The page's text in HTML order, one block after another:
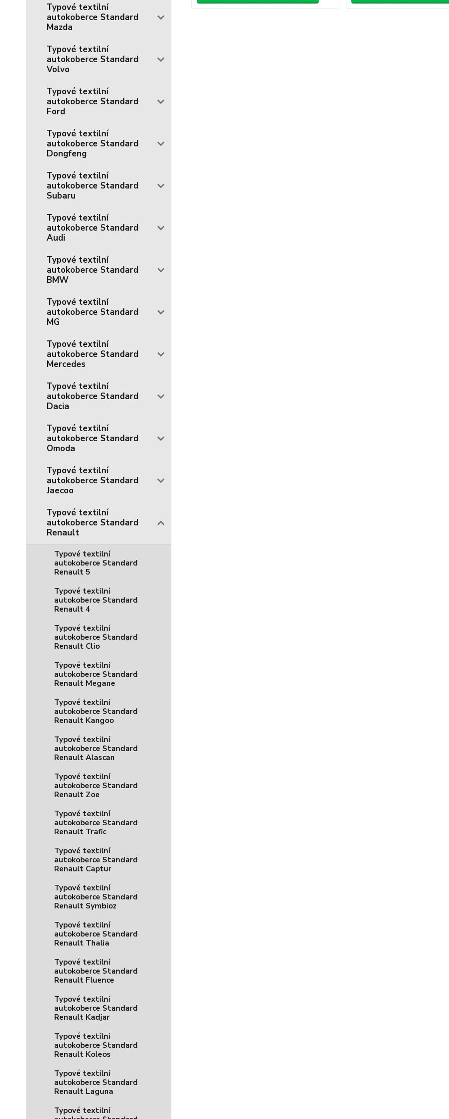
Typové textilní
autokoberce Standard
Mazda
Typové textilní
autokoberce Standard
Volvo
Typové textilní
autokoberce Standard
Ford
Typové textilní
autokoberce Standard
Dongfeng
Typové textilní
autokoberce Standard
Subaru
Typové textilní
autokoberce Standard
Audi
Typové textilní
autokoberce Standard
BMW
Typové textilní
autokoberce Standard
MG
Typové textilní
autokoberce Standard
Mercedes
Typové textilní
autokoberce Standard
Dacia
Typové textilní
autokoberce Standard
Omoda
Typové textilní
autokoberce Standard
Jaecoo
Typové textilní
autokoberce Standard
Renault
Typové textilní
autokoberce Standard
Renault 5
Typové textilní
autokoberce Standard
Renault 4
Typové textilní
autokoberce Standard
Renault Clio
Typové textilní
autokoberce Standard
Renault Megane
Typové textilní
autokoberce Standard
Renault Kangoo
Typové textilní
autokoberce Standard
Renault Alascan
Typové textilní
autokoberce Standard
Renault Zoe
Typové textilní
autokoberce Standard
Renault Trafic
Typové textilní
autokoberce Standard
Renault Captur
Typové textilní
autokoberce Standard
Renault Symbioz
Typové textilní
autokoberce Standard
Renault Thalia
Typové textilní
autokoberce Standard
Renault Fluence
Typové textilní
autokoberce Standard
Renault Kadjar
Typové textilní
autokoberce Standard
Renault Koleos
Typové textilní
autokoberce Standard
Renault Laguna
Typové textilní